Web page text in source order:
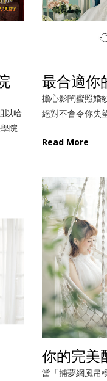
以哈
院
最合適你
擔心影閨蜜照婚
絕對不會令你失
Read More
你的完美
當「捕夢網風吊